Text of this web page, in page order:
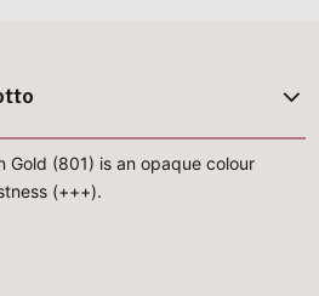
Gold (801) is an opaque colour
(+++).